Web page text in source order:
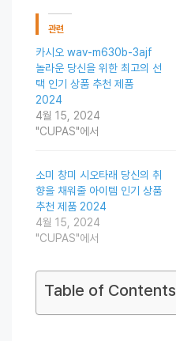
관련
카시오 wav-m630b-3ajf
놀라운 당신을 위한 최고의 선
택 인기 상품 추천 제품
2024
4월 15, 2024
"CUPAS"에서
소미 창미 시오타래 당신의 취
향을 채워줄 아이템 인기 상품
추천 제품 2024
4월 15, 2024
"CUPAS"에서
Table of Contents